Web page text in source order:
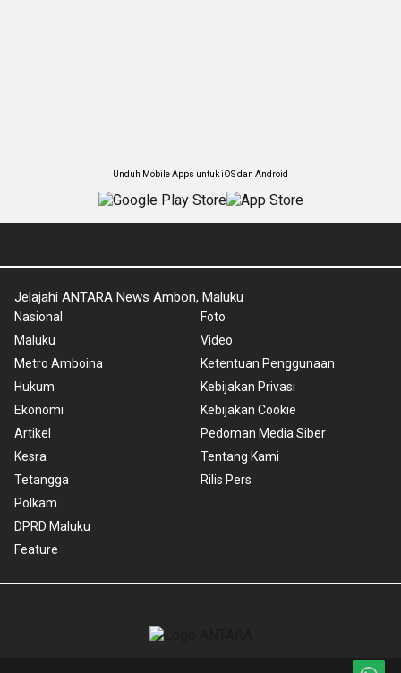
Unduh Mobile Apps untuk iOS dan Android
Jelajahi ANTARA News Ambon, Maluku
Nasional
Maluku
Metro Amboina
Hukum
Ekonomi
Artikel
Kesra
Tetangga
Polkam
DPRD Maluku
Feature
Foto
Video
Ketentuan Penggunaan
Kebijakan Privasi
Kebijakan Cookie
Pedoman Media Siber
Tentang Kami
Rilis Pers